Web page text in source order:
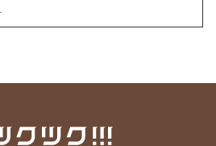
こえてる？ゆうあか個別説明会受付